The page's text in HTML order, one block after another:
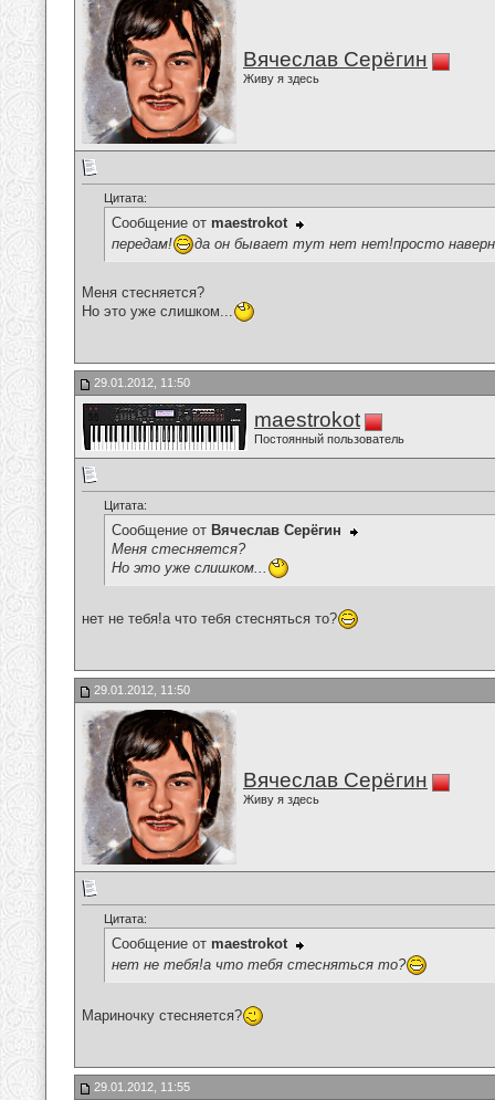
Вячеслав Серёгин
Живу я здесь
Цитата:
Сообщение от maestrokot
передам!
да он бывает тут нет нет!просто
Меня стесняется?
Но это уже слишком...
29.01.2012, 11:50
maestrokot
Постоянный пользователь
Цитата:
Сообщение от Вячеслав Серёгин
Меня стесняется?
Но это уже слишком...
нет не тебя!а что тебя стесняться то?
29.01.2012, 11:50
Вячеслав Серёгин
Живу я здесь
Цитата:
Сообщение от maestrokot
нет не тебя!а что тебя стесняться то?
Мариночку стесняется?
29.01.2012, 11:55